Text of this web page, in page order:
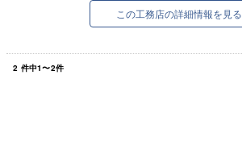
この工務店の詳細情報を見る
2 件中1〜2件